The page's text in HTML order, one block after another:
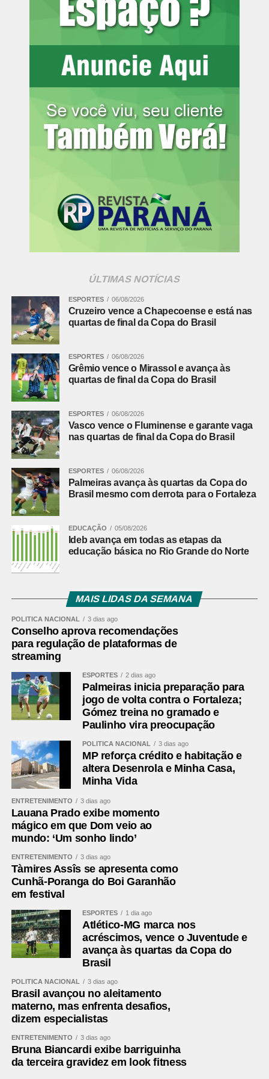
são disponibilizados nas plataformas
Spotify e
– A prefeitura da minha cidade joga lixo num lixão a
céu aberto, cheio de urubus e chorume. O Ministério
– Moro perto de plantações onde às vezes um trator
joga veneno, e o cheiro chega nas casas. Há um limite
de distância para aplicação de agrotóxicos?
abandono afetivo?
– Quais podem ser as consequências legais para
– Meu filho estava brincando num joguinho em um
site para crianças, e apareceu propaganda de uma
casa de apostas. Isso não é proibido?
– Um influenciador posta numa rede social vídeos de
agressões e humilhações contra adolescentes. Ele
pode ser denunciado?
Todas as edições
Fonte:Ministério Público PR
Comentários Facebook
ÚLTIMAS NOTÍCIAS
ESPORTES 06/08/2026
Cruzeiro vence a Chapecoense e está nas
quartas de final da Copa do Brasil
ESPORTES 06/08/2026
Grêmio vence o Mirassol e avança às
quartas de final da Copa do Brasil
ESPORTES 06/08/2026
Vasco vence o Fluminense e garante vaga
nas quartas de final da Copa do Brasil
ESPORTES 06/08/2026
Palmeiras avança às quartas da Copa do
Brasil mesmo com derrota para o Fortaleza
EDUCAÇÃO 05/08/2026
Ideb avança em todas as etapas da
educação básica no Rio Grande do Norte
MAIS LIDAS DA SEMANA
POLÍTICA NACIONAL 3 dias ago
Conselho aprova recomendações
para regulação de plataformas de
streaming
ESPORTES 2 dias ago
Palmeiras inicia preparação para
jogo de volta contra o Fortaleza;
Gómez treina no gramado e
Paulinho vira preocupação
POLÍTICA NACIONAL 3 dias ago
MP reforça crédito e habitação e
altera Desenrola e Minha Casa,
Minha Vida
ENTRETENIMENTO 3 dias ago
Lauana Prado exibe momento
mágico em que Dom veio ao
mundo: ‘Um sonho lindo’
ENTRETENIMENTO 3 dias ago
Tàmires Assîs se apresenta como
Cunhã-Poranga do Boi Garanhão
em festival
ESPORTES 1 dia ago
Atlético-MG marca nos
acréscimos, vence o Juventude e
avança às quartas da Copa do
Brasil
POLÍTICA NACIONAL 3 dias ago
Brasil avançou no aleitamento
materno, mas enfrenta desafios,
dizem especialistas
ENTRETENIMENTO 3 dias ago
Bruna Biancardi exibe barriguinha
da terceira gravidez em look fitness